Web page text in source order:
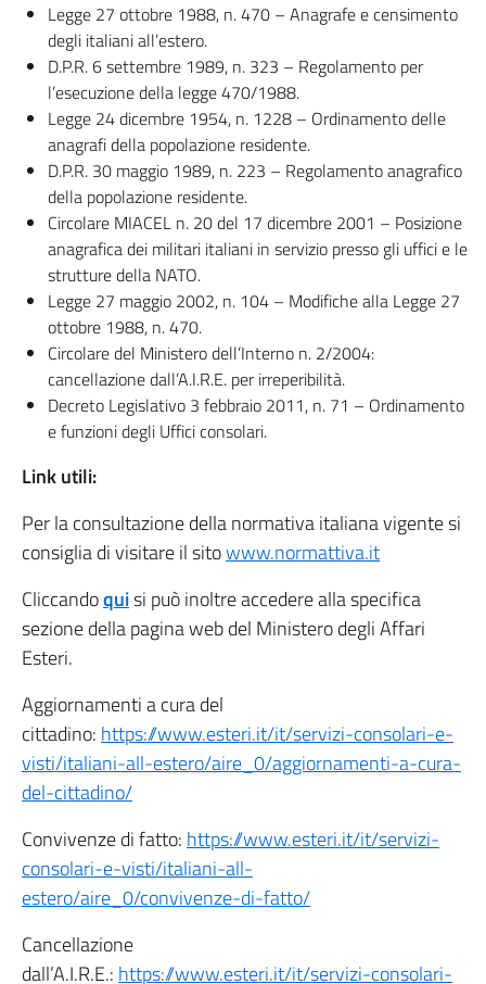
Legge 27 ottobre 1988, n. 470 – Anagrafe e censimento
degli italiani all’estero.
D.P.R. 6 settembre 1989, n. 323 – Regolamento per
l’esecuzione della legge 470/1988.
Legge 24 dicembre 1954, n. 1228 – Ordinamento delle
anagrafi della popolazione residente.
D.P.R. 30 maggio 1989, n. 223 – Regolamento anagrafico
della popolazione residente.
Circolare MIACEL n. 20 del 17 dicembre 2001 – Posizione
anagrafica dei militari italiani in servizio presso gli uffici e le
strutture della NATO.
Legge 27 maggio 2002, n. 104 – Modifiche alla Legge 27
ottobre 1988, n. 470.
Circolare del Ministero dell’Interno n. 2/2004:
cancellazione dall’A.I.R.E. per irreperibilità.
Decreto Legislativo 3 febbraio 2011, n. 71 – Ordinamento
e funzioni degli Uffici consolari.
Link utili:
Per la consultazione della normativa italiana vigente si
consiglia di visitare il sitowww.normattiva.it
Cliccandoquisi può inoltre accedere alla specifica
sezione della pagina web del Ministero degli Affari
Esteri.
Aggiornamenti a cura del
cittadino: https://www.esteri.it/it/servizi-consolari-e-
visti/italiani-all-estero/aire_0/aggiornamenti-a-cura-
del-cittadino/
Convivenze di fatto: https://www.esteri.it/it/servizi-
consolari-e-visti/italiani-all-
estero/aire_0/convivenze-di-fatto/
Cancellazione
dall’A.I.R.E.: https://www.esteri.it/it/servizi-consolari-